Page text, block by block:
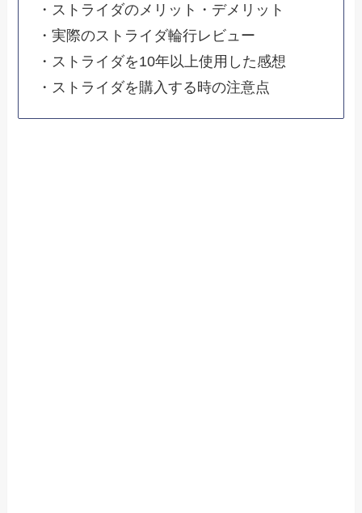
・ストライダのメリット・デメリット
・実際のストライダ輪行レビュー
・ストライダを10年以上使用した感想
・ストライダを購入する時の注意点